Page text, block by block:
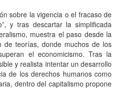
sobre la vigencia o el fracaso de
y tras descartar la simplificada
muestra el paso desde la
de teorías, donde muchos de los
el economicismo. Tras la
y realista intentar un desarrollo
de los derechos humanos como
dentro del capitalismo propone